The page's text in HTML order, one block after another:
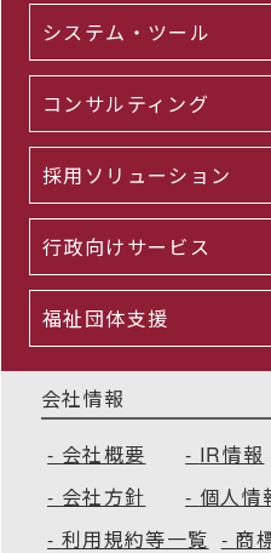
システム・ツール
コンサルティング
採用ソリューション
行政向けサービス
福祉団体支援
会社情報
会社概要
IR情報
会社方針
個人情
利用規約等一覧
商